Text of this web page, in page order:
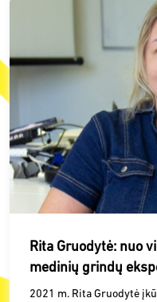
Rita Gruodytė: nuo
medinių grindų
2021 m. Rita Gruodytė